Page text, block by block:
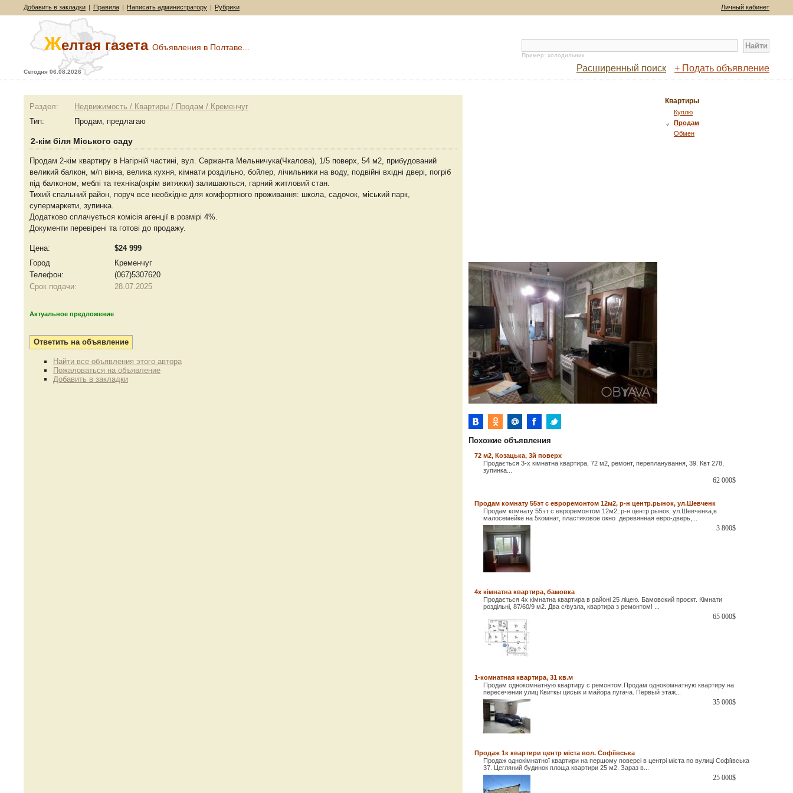
Добавить в закладки | Правила | Написать администратору | Рубрики Личный кабинет
Желтая газета Объявления в Полтаве...
Сегодня 06.08.2026
Пример: холодильник
Расширенный поиск + Подать объявление
Раздел:
Недвижимость / Квартиры / Продам / Кременчуг
Тип:
Продам, предлагаю
2-кім біля Міського саду
Продам 2-кім квартиру в Нагірній частині, вул. Сержанта Мельничука(Чкалова), 1/5 поверх, 54 м2, прибудований
великий балкон, м/п вікна, велика кухня, кімнати роздільно, бойлер, лічильники на воду, подвійні вхідні двері, погріб
під балконом, меблі та техніка(окрім витяжки) залишаються, гарний житловий стан.
Тихий спальний район, поруч все необхідне для комфортного проживання: школа, садочок, міський парк,
супермаркети, зупинка.
Додатково сплачується комісія агенції в розмірі 4%.
Документи перевірені та готові до продажу.
Цена:
$24 999
Город
Кременчуг
Телефон:
(067)5307620
Срок подачи:
28.07.2025
Актуальное предложение
Найти все объявления этого автора
Пожаловаться на объявление
Добавить в закладки
Квартиры
Куплю
Продам
Обмен
Похожие объявления
72 м2, Козацька, 3й поверх
Продається 3-х кімнатна квартира, 72 м2, ремонт, перепланування, 39. Квт 278,
зупинка...
$
62 000
Продам комнату 55эт с евроремонтом 12м2, р-н центр.рынок, ул.Шевченк
Продам комнату 55эт с евроремонтом 12м2, р-н центр.рынок, ул.Шевченка,в
малосемейке на 5комнат, пластиковое окно ,деревянная евро-дверь,...
$
3 800
4х кімнатна квартира, бамовка
Продається 4х кімнатна квартира в районі 25 ліцею. Бамовский проєкт. Кімнати
роздільні, 87/60/9 м2. Два с/вузла, квартира з ремонтом! ...
$
65 000
1-комнатная квартира, 31 кв.м
Продам однокомнатную квартиру с ремонтом.Продам однокомнатную квартиру на
пересечении улиц Квиткы цисык и майора пугача. Первый этаж...
$
35 000
Продаж 1к квартири центр міста вол. Софіївська
Продаж однокімнатної квартири на першому поверсі в центрі міста по вулиці Софіївська
37. Цегляний будинок площа квартири 25 м2. Зараз в...
$
25 000